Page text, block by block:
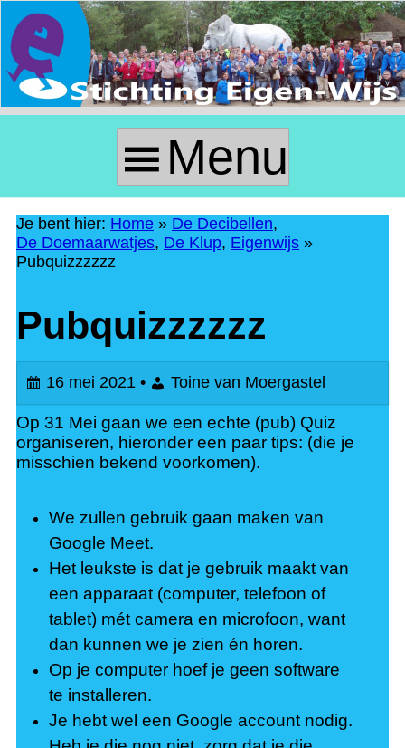
Skip
to
Content
r
m
a
y
Menu
Je bent hier: Home » De Decibellen,
De Doemaarwatjes, De Klup, Eigenwijs »
Pubquizzzzzz
Pubquizzzzzz
16 mei 2021 • Toine van Moergastel
Op 31 Mei gaan we een echte (pub) Quiz
organiseren, hieronder een paar tips: (die je
misschien bekend voorkomen).
We zullen gebruik gaan maken van
Google Meet.
Het leukste is dat je gebruik maakt van
een apparaat (computer, telefoon of
tablet) mét camera en microfoon, want
dan kunnen we je zien én horen.
Op je computer hoef je geen software
te installeren.
Je hebt wel een Google account nodig.